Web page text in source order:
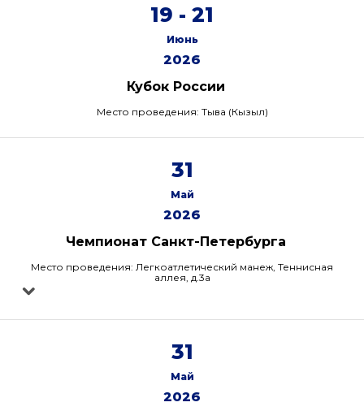
19 - 21
Июнь
2026
Кубок России
Место проведения: Тыва (Кызыл)
31
Май
2026
Чемпионат Санкт-Петербурга
Место проведения: Легкоатлетический манеж, Теннисная
аллея, д.3а
31
Май
2026